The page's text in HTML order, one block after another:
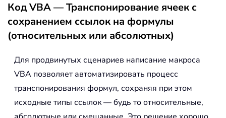
Код VBA — Транспонирование ячеек с
сохранением ссылок на формулы
(относительных или абсолютных)
Для продвинутых сценариев написание макроса
VBA позволяет автоматизировать процесс
транспонирования формул, сохраняя при этом
исходные типы ссылок — будь то относительные,